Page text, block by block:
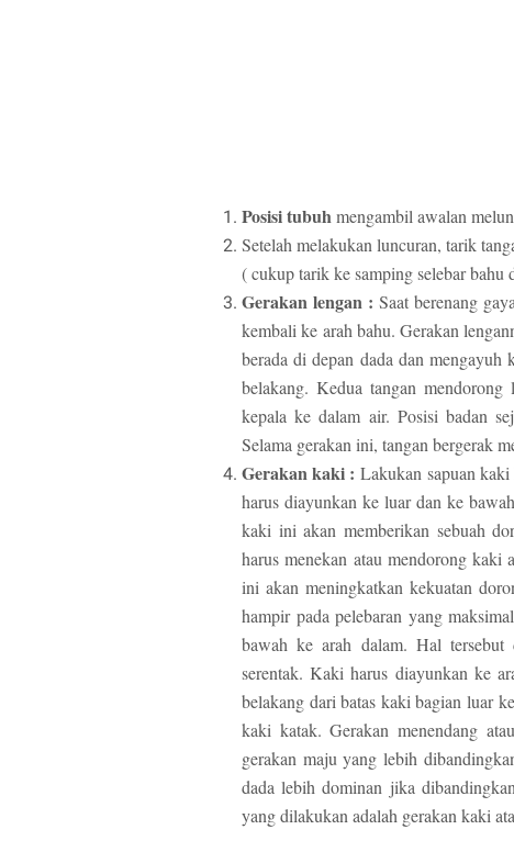
Posisi tubuhmengambil awalan
Setelah melakukan luncuran, tarik
( cukup tarik ke samping selebar
Gerakan lengan : Saat berenang
kembali ke arah bahu. Gerakan
berada di depan dada dan
belakang. Kedua tangan
kepala ke dalam air. Posisi badan
Selama gerakan ini, tangan bergerak
Gerakan kaki : Lakukan sapuan kaki
harus diayunkan ke luar dan ke
kaki ini akan memberikan sebuah
harus menekan atau mendorong
ini akan meningkatkan kekuatan
hampir pada pelebaran yang
bawah ke arah dalam. Hal tersebut
serentak. Kaki harus diayunkan ke
belakang dari batas kaki bagian luar
kaki katak. Gerakan menendang
gerakan maju yang lebih
dada lebih dominan jika
yang dilakukan adalah gerakan kaki